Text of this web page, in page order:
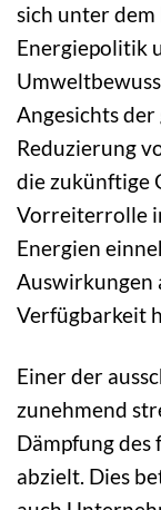
sich unter
Energiepolitik
Angesichts
Reduzierung
die zukünftige
Vorreiterrolle
Energien
Auswirkungen
Verfügbarkeit
Einer der
zunehmend
Dämpfung des
abzielt. Dies